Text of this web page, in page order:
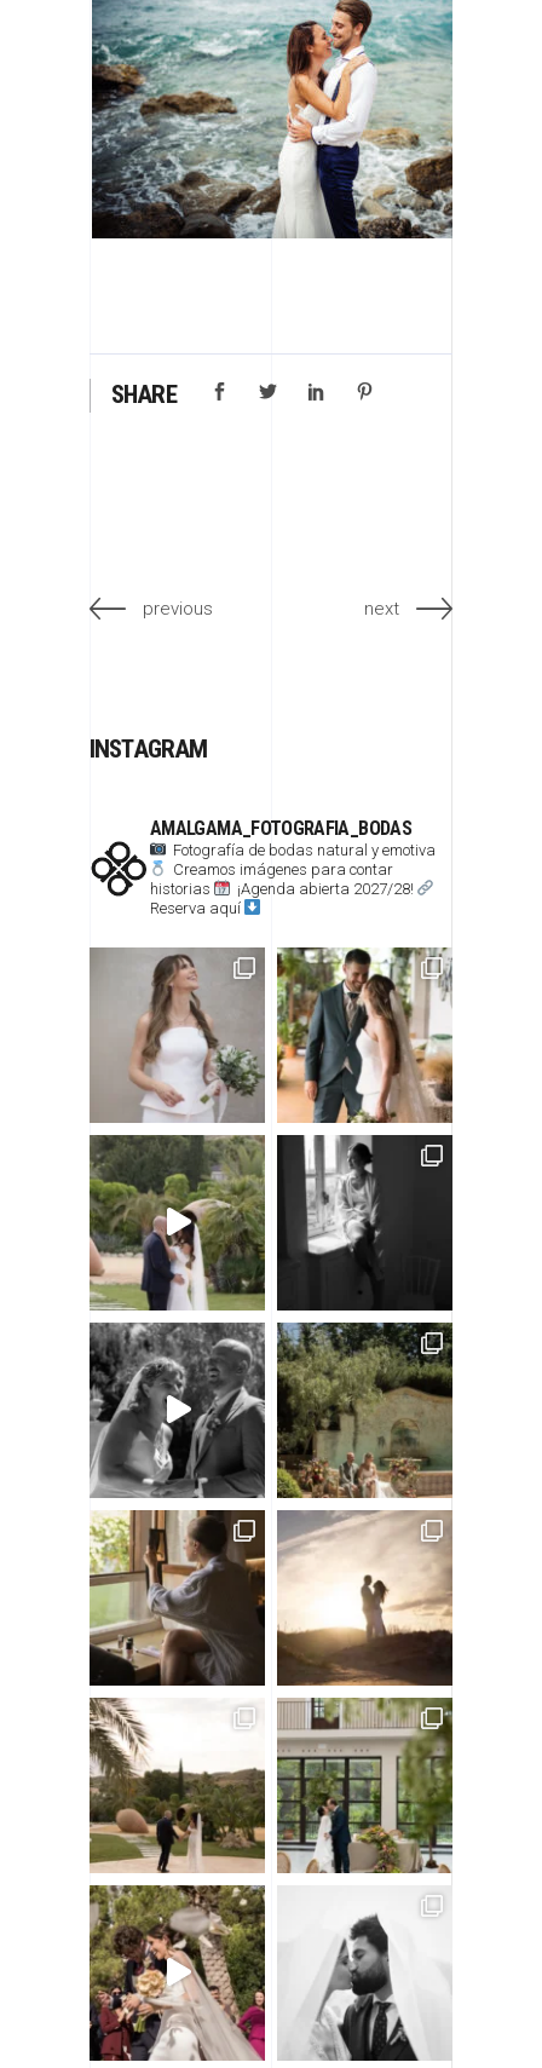
SHARE
previous next
INSTAGRAM
AMALGAMA_FOTOGRAFIA_BODAS
Fotografía de bodas natural y emotiva
Creamos imágenes para contar
historias
¡Agenda abierta 2027/28!
Reserva aquí